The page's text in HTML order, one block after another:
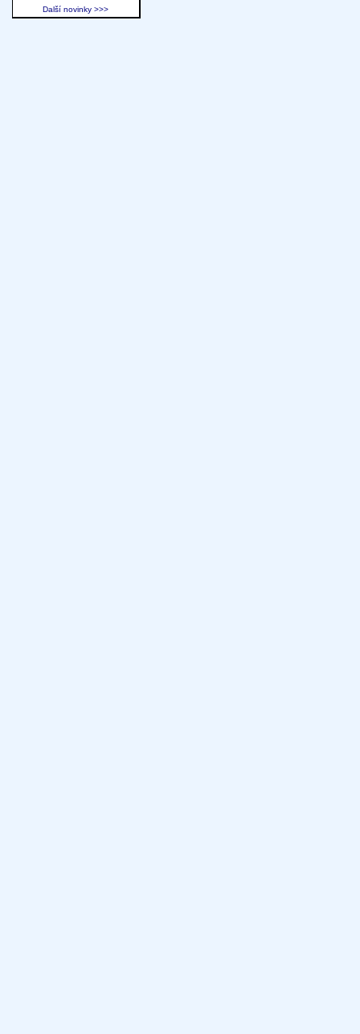
Další novinky >>>